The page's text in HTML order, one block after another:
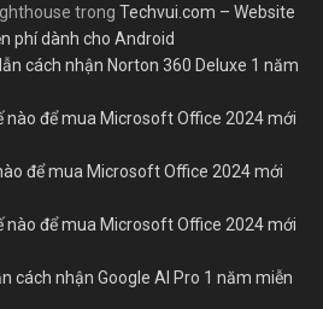
trong Techvui.com – Website
phí dành cho Android
cách nhận Norton 360 Deluxe 1 năm
nào để mua Microsoft Office 2024 mới
để mua Microsoft Office 2024 mới
nào để mua Microsoft Office 2024 mới
cách nhận Google AI Pro 1 năm miễn